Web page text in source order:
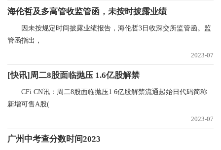
海伦哲及多高管收监管函，未按时披露业绩
因未按规定时间披露业绩报告，海伦哲3日收深交所监管函。监
管函指出，
2023-07
[快讯]周二8股面临抛压 1.6亿股解禁
CFi CN讯：周二8股面临抛压1 6亿股解禁流通起始日代码简称
新增可售A股(
2023-07
广州中考查分数时间2023